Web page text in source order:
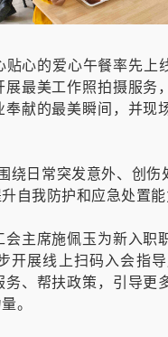
贴心的爱心午餐率先
最美工作照拍摄服
献的最美瞬间，并
绕日常突发意外、创
自我防护和应急处置
主席施佩玉为新入
开展线上扫码入会指
、帮扶政策，引导
。